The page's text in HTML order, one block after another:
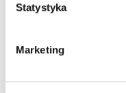
Statystyka
Marketing